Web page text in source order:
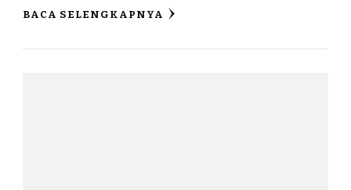
BACA SELENGKAPNYA